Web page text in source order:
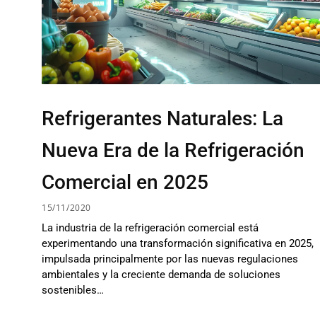
Refrigerantes Naturales: La
Nueva Era de la Refrigeración
Comercial en 2025
15/11/2020
La industria de la refrigeración comercial está
experimentando una transformación significativa en 2025,
impulsada principalmente por las nuevas regulaciones
ambientales y la creciente demanda de soluciones
sostenibles…